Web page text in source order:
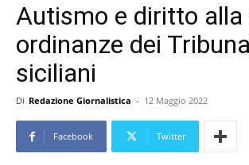
Autismo e diritto alla
ordinanze dei
siciliani
Di Redazione Giornalistica - 12 Maggio 2022
Facebook Twitter